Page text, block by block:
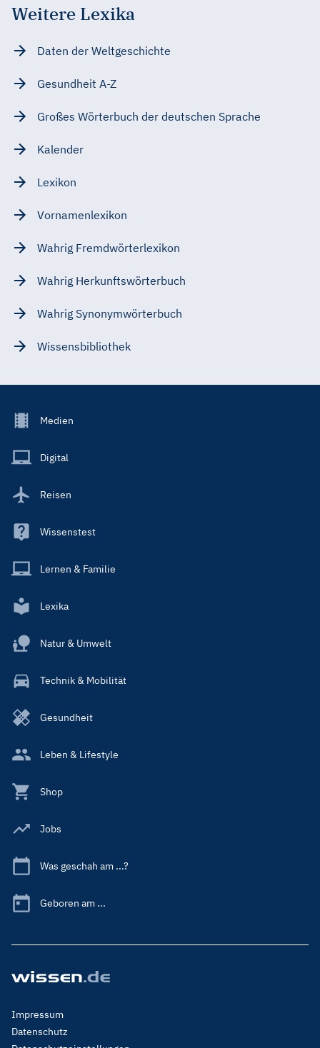
Weitere Lexika
Daten der Weltgeschichte
Gesundheit A-Z
Großes Wörterbuch der deutschen Sprache
Kalender
Lexikon
Vornamenlexikon
Wahrig Fremdwörterlexikon
Wahrig Herkunftswörterbuch
Wahrig Synonymwörterbuch
Wissensbibliothek
Footer
Main
Medien
Digital
Reisen
Wissenstest
Lernen & Familie
Lexika
Natur & Umwelt
Technik & Mobilität
Gesundheit
Leben & Lifestyle
Shop
Jobs
Was geschah am ...?
Geboren am ...
Footer
Menu
Impressum
Datenschutz